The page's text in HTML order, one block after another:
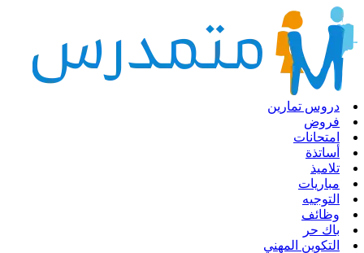
دروس تمارين
فروض
امتحانات
أساتذة
تلاميذ
مباريات
التوجيه
وظائف
باك حر
التكوين المهني